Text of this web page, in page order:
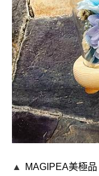
▲ MAGIPEA美極品